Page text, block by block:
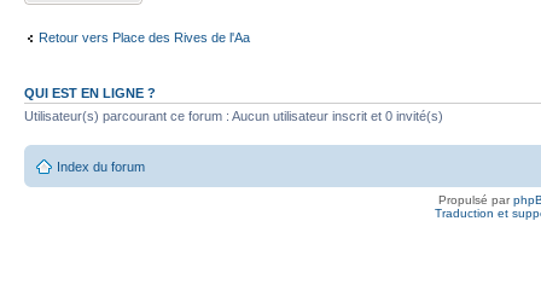
Retour vers Place des Rives de l'Aa
QUI EST EN LIGNE ?
Utilisateur(s) parcourant ce forum : Aucun utilisateur inscrit et 0 invité(s)
Index du forum
Propulsé par
Traduction et